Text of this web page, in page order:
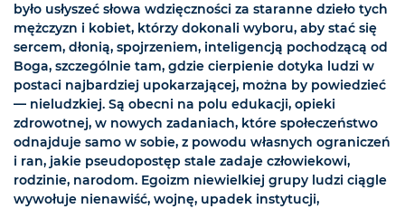
było usłyszeć słowa wdzięczności za staranne dzieło tych
mężczyzn i kobiet, którzy dokonali wyboru, aby stać się
sercem, dłonią, spojrzeniem, inteligencją pochodzącą od
Boga, szczególnie tam, gdzie cierpienie dotyka ludzi w
postaci najbardziej upokarzającej, można by powiedzieć
— nieludzkiej. Są obecni na polu edukacji, opieki
zdrowotnej, w nowych zadaniach, które społeczeństwo
odnajduje samo w sobie, z powodu własnych ograniczeń
i ran, jakie pseudopostęp stale zadaje człowiekowi,
rodzinie, narodom. Egoizm niewielkiej grupy ludzi ciągle
wywołuje nienawiść, wojnę, upadek instytucji,